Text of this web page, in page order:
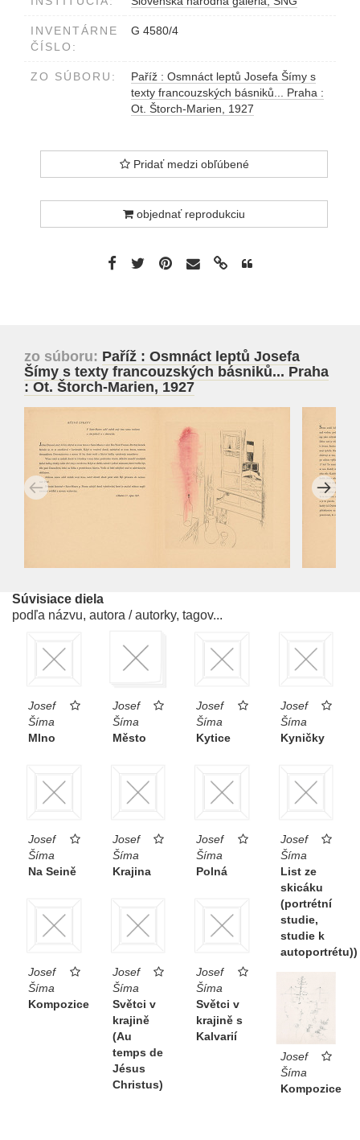
INVENTÁRNE
ČÍSLO:
G 4580/4
ZO SÚBORU:
Paříž : Osmnáct leptů Josefa Šímy s
texty francouzských básniků... Praha :
Ot. Štorch-Marien, 1927
Pridať medzi obľúbené
objednať reprodukciu
zo súboru: Paříž : Osmnáct leptů Josefa
Šímy s texty francouzských básniků... Praha
: Ot. Štorch-Marien, 1927
Súvisiace diela
podľa názvu, autora / autorky, tagov...
Josef
Šíma
Mlno
Josef
Šíma
Město
Josef
Šíma
Kytice
Josef
Šíma
Kyničky
Josef
Šíma
Na Seině
Josef
Šíma
Krajina
Josef
Šíma
Polná
Josef
Šíma
List ze
skicáku
(portrétní
studie,
studie k
autoportrétu))
Josef
Šíma
Kompozice
Josef
Šíma
Světci v
krajině
(Au
temps de
Jésus
Christus)
Josef
Šíma
Světci v
krajině s
Kalvarií
Josef
Šíma
Kompozice